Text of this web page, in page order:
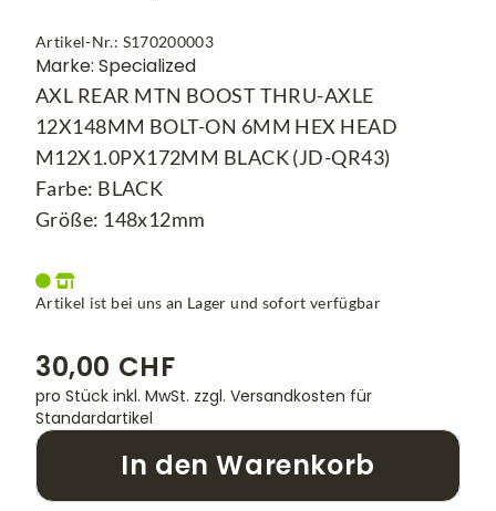
Artikel-Nr.: S170200003
Marke: Specialized
AXL REAR MTN BOOST THRU-AXLE
12X148MM BOLT-ON 6MM HEX HEAD
M12X1.0PX172MM BLACK (JD-QR43)
Farbe: BLACK
Größe: 148x12mm
Artikel ist bei uns an Lager und sofort verfügbar
30,00 CHF
pro Stück inkl. MwSt. zzgl. Versandkosten für
Standardartikel
In den Warenkorb